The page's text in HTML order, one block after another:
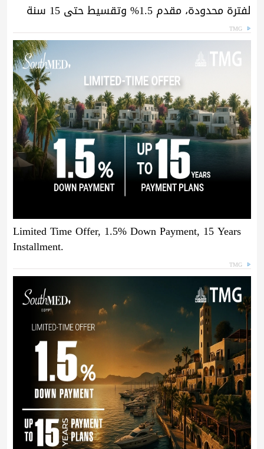
لفترة محدودة، مقدم 1.5% وتقسيط حتى 15 سنة
TMG
Limited Time Offer, 1.5% Down Payment, 15 Years
Installment.
TMG